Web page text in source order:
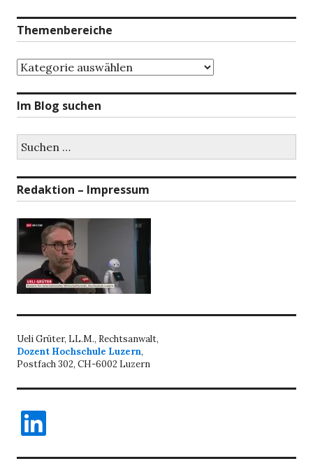
Themenbereiche
Themenbereiche
Im Blog suchen
nach:
Redaktion – Impressum
Ueli Grüter, LL.M., Rechtsanwalt,
Dozent Hochschule Luzern,
Postfach 302, CH-6002 Luzern
LinkedIn